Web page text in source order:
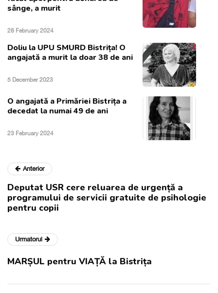
sânge, a murit
28 February 2024
Doliu la UPU SMURD Bistrița! O
angajată a murit la doar 38 de ani
5 December 2023
O angajată a Primăriei Bistrița a
decedat la numai 49 de ani
23 February 2024
Anterior
Deputat USR cere reluarea de urgență a
programului de servicii gratuite de psihologie
pentru copii
Urmatorul
MARȘUL pentru VIAȚĂ la Bistrița